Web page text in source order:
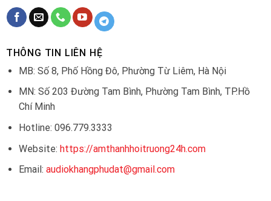
THÔNG TIN LIÊN HỆ
MB: Số 8, Phố Hồng Đô, Phường Từ Liêm, Hà Nội
MN: Số 203 Đường Tam Bình, Phường Tam Bình, TP.Hồ
Chí Minh
Hotline: 096.779.3333
Website: https://amthanhhoitruong24h.com
Email: audiokhangphudat@gmail.com